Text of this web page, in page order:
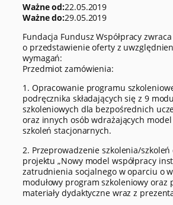
Ważne od:22.05.2019
Ważne do:29.05.2019
Fundacja Fundusz Współpracy
o przedstawienie oferty z
wymagań:
Przedmiot zamówienia:
1. Opracowanie programu
podręcznika składających się z 9
szkoleniowych dla bezpośrednich
oraz innych osób wdrażających
szkoleń stacjonarnych.
2. Przeprowadzenie szkolenia/
projektu „Nowy model współpracy
zatrudnienia socjalnego w oparciu o
modułowy program szkoleniowy oraz
materiały dydaktyczne wraz z